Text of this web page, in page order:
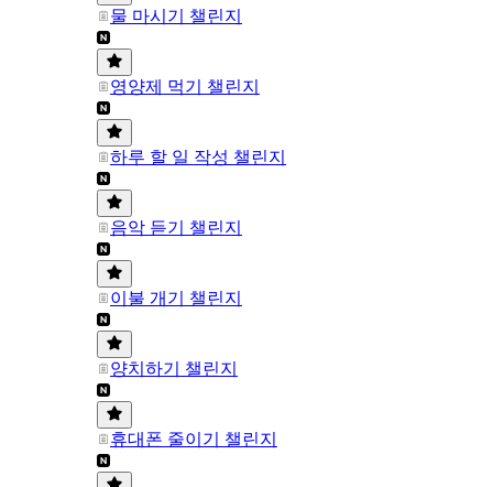
물 마시기 챌린지
영양제 먹기 챌린지
하루 할 일 작성 챌린지
음악 듣기 챌린지
이불 개기 챌린지
양치하기 챌린지
휴대폰 줄이기 챌린지